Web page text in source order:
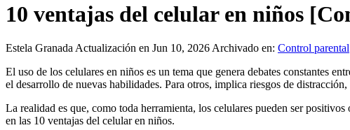
10 ventajas del celular en niños
Estela Granada Actualización en Jun 10, 2026 Archivado en: Control parental
El uso de los celulares en niños es un tema que genera debates constantes
el desarrollo de nuevas habilidades. Para otros, implica riesgos de
La realidad es que, como toda herramienta, los celulares pueden ser
en las 10 ventajas del celular en niños.